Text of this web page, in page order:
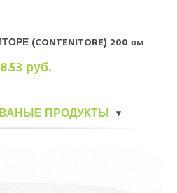
(CONTENITORE) 200 см
руб.
ПРОДУКТЫ